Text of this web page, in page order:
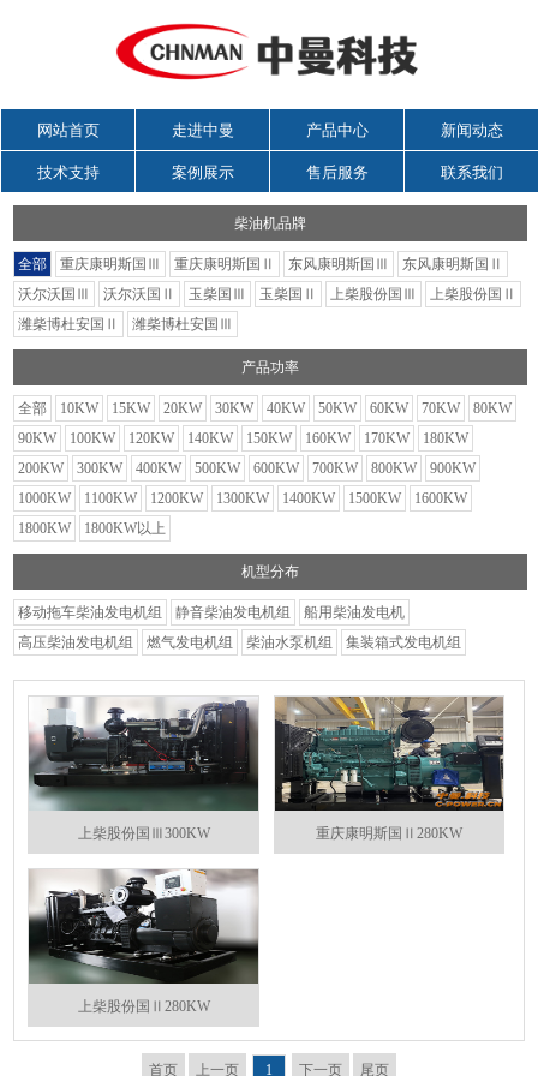
网站首页 走进中曼 产品中心 新闻动态
技术支持 案例展示 售后服务 联系我们
柴油机品牌
全部 重庆康明斯国Ⅲ 重庆康明斯国Ⅱ 东风康明斯国Ⅲ
东风康明斯国Ⅱ
沃尔沃国Ⅲ
沃尔沃国Ⅱ 玉柴国Ⅲ 玉柴国Ⅱ 上柴股份国Ⅲ
上柴股份国Ⅱ
潍柴博杜安国Ⅱ
潍柴博杜安国Ⅲ
产品功率
全部 10KW 15KW 20KW 30KW 40KW 50KW 60KW 70KW
80KW
90KW
100KW 120KW 140KW 150KW 160KW 170KW
180KW
200KW
300KW 400KW 500KW 600KW 700KW 800KW
900KW
1000KW
1100KW 1200KW 1300KW 1400KW 1500KW
1600KW
1800KW
1800KW以上
机型分布
移动拖车柴油发电机组 静音柴油发电机组
船用柴油发电机
高压柴油发电机组
燃气发电机组 柴油水泵机组 集装箱式发电机组
上柴股份国Ⅲ300KW 重庆康明斯国Ⅱ280KW
上柴股份国Ⅱ280KW
首页 上一页 1 下一页 尾页